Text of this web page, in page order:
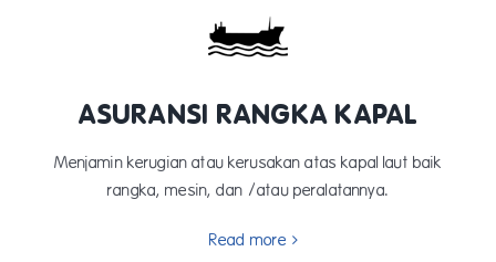
ASURANSI RANGKA KAPAL
Menjamin kerugian atau kerusakan atas kapal laut baik
rangka, mesin, dan /atau peralatannya.
Read more